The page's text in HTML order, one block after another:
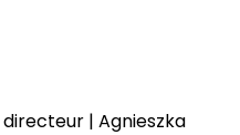
| Agnieszka